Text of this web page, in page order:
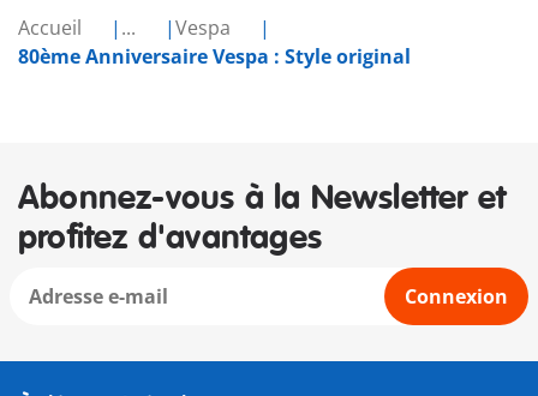
Accueil ...
Vespa
80ème Anniversaire Vespa : Style original
Abonnez-vous à la Newsletter et
profitez d'avantages
Connexion